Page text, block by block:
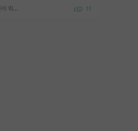
물박사의 기준이 뭐임? 11